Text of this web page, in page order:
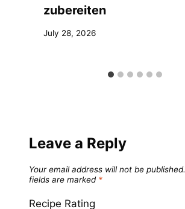
zubereiten
July 28, 2026
Leave a Reply
Your email address will not be published.
fields are marked *
Recipe Rating